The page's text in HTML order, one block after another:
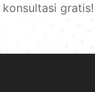
gratis!